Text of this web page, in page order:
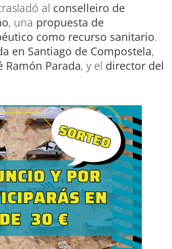
al conselleiro de
, una propuesta de
como recurso sanitario.
en Santiago de Compostela,
Ramón Parada, y el director del